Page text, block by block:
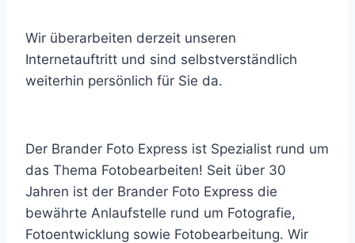
Wir überarbeiten derzeit unseren
Internetauftritt und sind selbstverständlich
weiterhin persönlich für Sie da.
Der Brander Foto Express ist Spezialist rund um
das Thema Fotobearbeiten! Seit über 30
Jahren ist der Brander Foto Express die
bewährte Anlaufstelle rund um Fotografie,
Fotoentwicklung sowie Fotobearbeitung. Wir